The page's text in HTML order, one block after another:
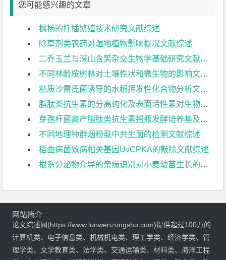
您可能感兴趣的文章
枫杨的扦插繁殖技术研究文献综述
除草剂类农药对湿地植物影响概况文献综述
二乔玉兰与深山含笑杂交生物学基础研究文献综述
不同林龄桉树林对土壤性状和微生物的影响文献综述
粘质沙雷氏菌诱导的水稻挥发性化合物分析文献综述
脂肽类抗生素的分离纯化及表面活性素对生物膜形成的影响文献综述
芽孢杆菌高产脂肽类抗生素摇瓶发酵培养基及条件优化文献综述
不同地理种群烟粉虱中共生菌的检测文献综述
稻曲病菌致病相关基因UvCPKA的敲除文献综述
根系分泌物介导的亲缘识别对小麦幼苗生长的影响文献综述
网站简介
论文综述网(https://www.lunwenzongshu.com)提供超过100万的
计算机类、电子信息类、机械机电类、理工学类、经济学类、管
理学类、文学教育类、法学类、交通运输类、材料类、海洋工程